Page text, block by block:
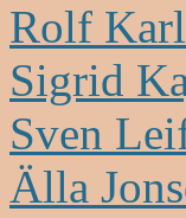
Rolf
Sigrid
Sven
Älla